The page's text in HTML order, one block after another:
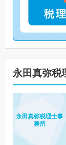
永田真弥税
永田真弥税理士事
務所